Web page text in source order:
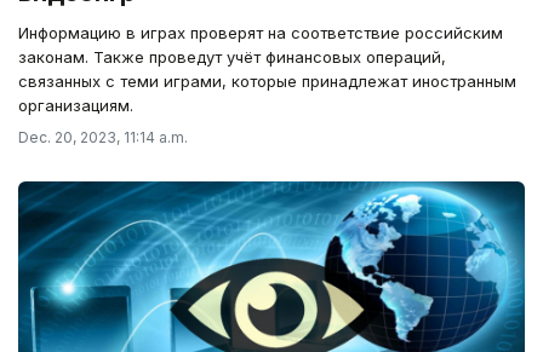
Информацию в играх проверят на соответствие российским
законам. Также проведут учёт финансовых операций,
связанных с теми играми, которые принадлежат иностранным
организациям.
Dec. 20, 2023, 11:14 a.m.